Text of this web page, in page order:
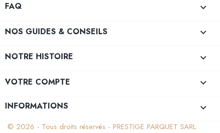
FAQ 
NOS GUIDES & CONSEILS 
NOTRE HISTOIRE 
VOTRE COMPTE 
INFORMATIONS keyboard_arrow_down
© 2026 - Tous droits réservés - PRESTIGE PARQUET SARL